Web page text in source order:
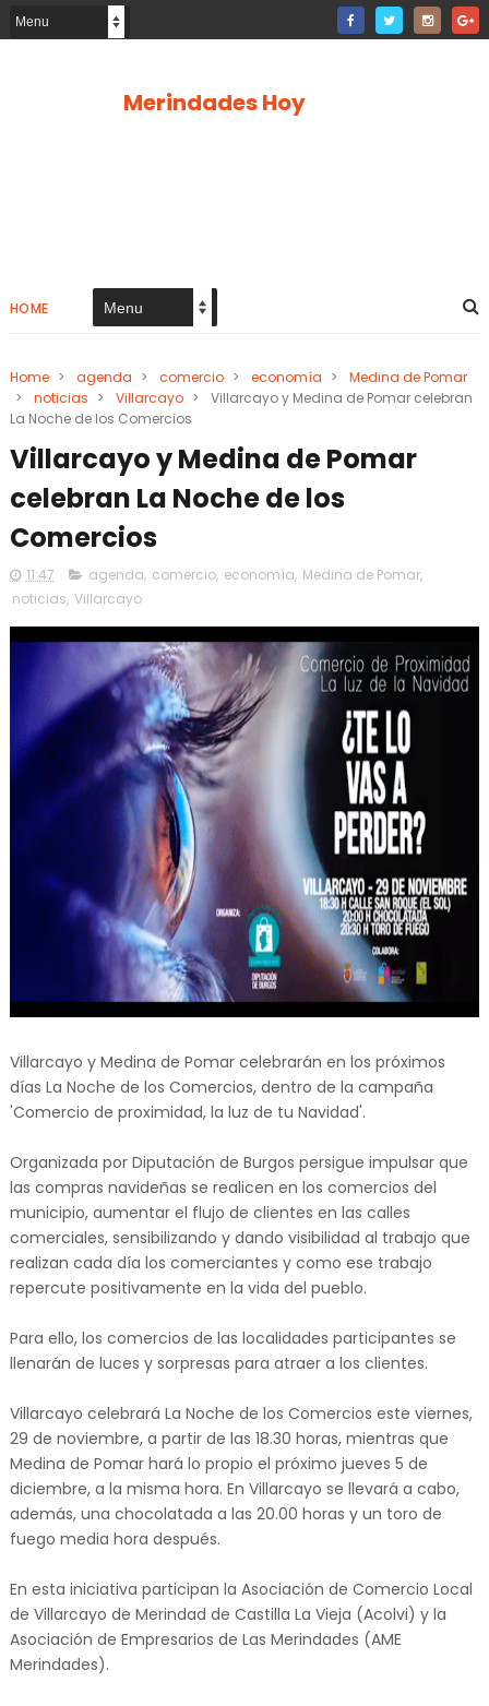
Merindades Hoy
HOME
Home > agenda > comercio > economía >
Medina de Pomar
>
noticias > Villarcayo >
Villarcayo y Medina de Pomar celebran
La Noche de los Comercios
Villarcayo y Medina de Pomar
celebran La Noche de los
Comercios
11:47 agenda, comercio, economía, Medina de Pomar,
noticias, Villarcayo
Villarcayo y Medina de Pomar celebrarán en los próximos
días La Noche de los Comercios, dentro de la campaña
'Comercio de proximidad, la luz de tu Navidad'.
Organizada por Diputación de Burgos persigue impulsar que
las compras navideñas se realicen en los comercios del
municipio, aumentar el flujo de clientes en las calles
comerciales, sensibilizando y dando visibilidad al trabajo que
realizan cada día los comerciantes y como ese trabajo
repercute positivamente en la vida del pueblo.
Para ello, los comercios de las localidades participantes se
llenarán de luces y sorpresas para atraer a los clientes.
Villarcayo celebrará La Noche de los Comercios este viernes,
29 de noviembre, a partir de las 18.30 horas, mientras que
Medina de Pomar hará lo propio el próximo jueves 5 de
diciembre, a la misma hora. En Villarcayo se llevará a cabo,
además, una chocolatada a las 20.00 horas y un toro de
fuego media hora después.
En esta iniciativa participan la Asociación de Comercio Local
de Villarcayo de Merindad de Castilla La Vieja (Acolvi) y la
Asociación de Empresarios de Las Merindades (AME
Merindades).